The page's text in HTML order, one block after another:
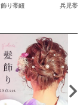
飾り帯紐 兵児帯